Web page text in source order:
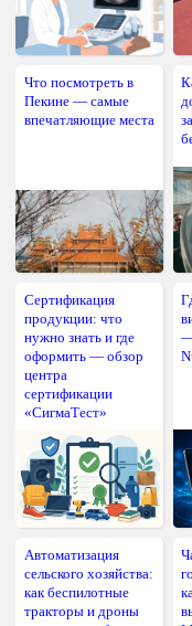
Что посмотреть в
Пекине — самые
впечатляющие места
Сертификация
продукции: что
нужно знать и где
оформить — обзор
центра
сертификации
«СигмаТест»
—
Автоматизация
сельского хозяйства:
как беспилотные
тракторы и дроны